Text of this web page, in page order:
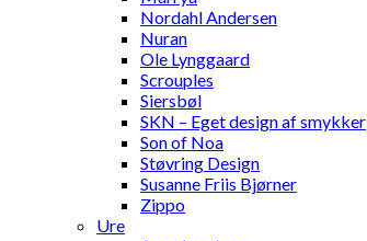
Nordahl Andersen
Nuran
Ole Lynggaard
Scrouples
Siersbøl
SKN – Eget design af smykker
Son of Noa
Støvring Design
Susanne Friis Bjørner
Zippo
Ure